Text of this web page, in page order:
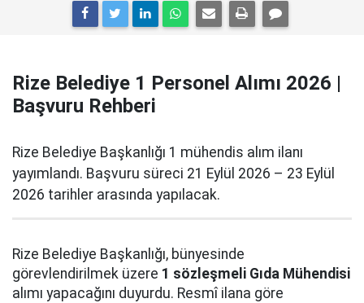
Rize Belediye 1 Personel Alımı 2026 |
Başvuru Rehberi
Rize Belediye Başkanlığı 1 mühendis alım ilanı
yayımlandı. Başvuru süreci 21 Eylül 2026 – 23 Eylül
2026 tarihler arasında yapılacak.
Rize Belediye Başkanlığı, bünyesinde
görevlendirilmek üzere 1 sözleşmeli Gıda Mühendisi
alımı yapacağını duyurdu. Resmî ilana göre